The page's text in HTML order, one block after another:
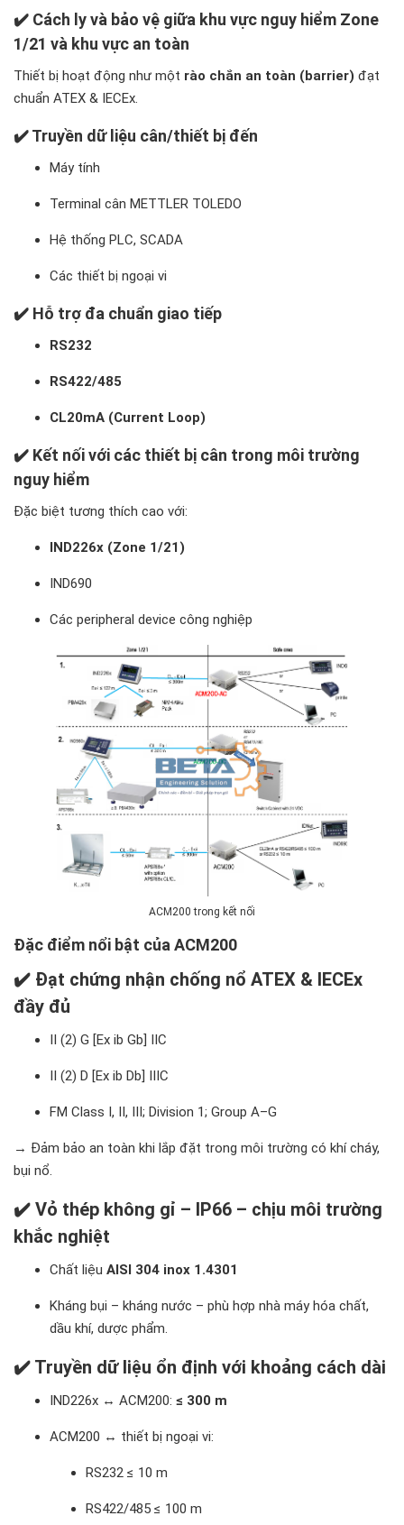
✔️ Cách ly và bảo vệ giữa khu vực nguy hiểm Zone
1/21 và khu vực an toàn
Thiết bị hoạt động như một rào chắn an toàn (barrier) đạt
chuẩn ATEX & IECEx.
✔️ Truyền dữ liệu cân/thiết bị đến
Máy tính
Terminal cân METTLER TOLEDO
Hệ thống PLC, SCADA
Các thiết bị ngoại vi
✔️ Hỗ trợ đa chuẩn giao tiếp
RS232
RS422/485
CL20mA (Current Loop)
✔️ Kết nối với các thiết bị cân trong môi trường
nguy hiểm
Đặc biệt tương thích cao với:
IND226x (Zone 1/21)
IND690
Các peripheral device công nghiệp
ACM200 trong kết nối
Đặc điểm nổi bật của ACM200
✔️ Đạt chứng nhận chống nổ ATEX & IECEx
đầy đủ
II (2) G [Ex ib Gb] IIC
II (2) D [Ex ib Db] IIIC
FM Class I, II, III; Division 1; Group A–G
→ Đảm bảo an toàn khi lắp đặt trong môi trường có khí cháy,
bụi nổ.
✔️ Vỏ thép không gỉ – IP66 – chịu môi trường
khắc nghiệt
Chất liệu AISI 304 inox 1.4301
Kháng bụi – kháng nước – phù hợp nhà máy hóa chất,
dầu khí, dược phẩm.
✔️ Truyền dữ liệu ổn định với khoảng cách dài
IND226x ↔ ACM200: ≤ 300 m
ACM200 ↔ thiết bị ngoại vi:
RS232 ≤ 10 m
RS422/485 ≤ 100 m